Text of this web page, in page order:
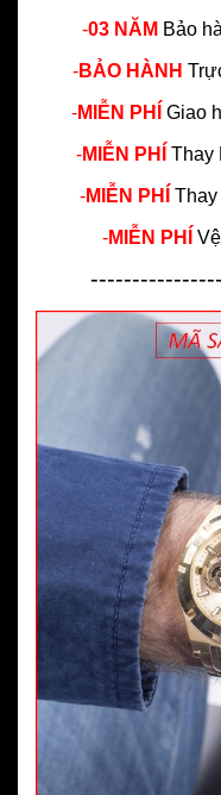
-03 NĂM Bảo
-BẢO HÀNH
-MIỄN PHÍ Giao
-MIỄN PHÍ Thay
-MIỄN PHÍ
-MIỄN PHÍ